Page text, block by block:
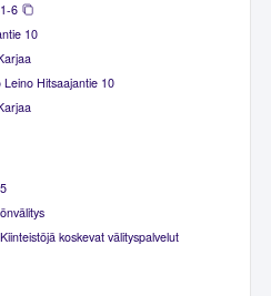
6
10
Leino Hitsaajantie 10
koskevat välityspalvelut